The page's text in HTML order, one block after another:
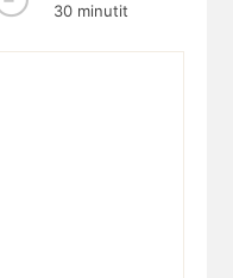
30 minutit